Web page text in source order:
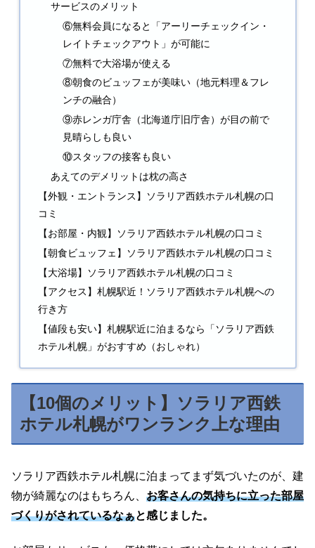
サービスのメリット
⑥無料会員になると「アーリーチェックイン・
レイトチェックアウト」が可能に
⑦無料で大浴場が使える
⑧朝食のビュッフェが美味い（地元料理＆フレ
ンチの融合）
⑨赤レンガ庁舎（北海道庁旧庁舎）が目の前で
見晴らしも良い
⑩スタッフの接客も良い
あえてのデメリットは枕の高さ
【外観・エントランス】ソラリア西鉄ホテル札幌の口
コミ
【お部屋・内観】ソラリア西鉄ホテル札幌の口コミ
【朝食ビュッフェ】ソラリア西鉄ホテル札幌の口コミ
【大浴場】ソラリア西鉄ホテル札幌の口コミ
【アクセス】札幌駅近！ソラリア西鉄ホテル札幌への
行き方
【値段も安い】札幌駅近に泊まるなら「ソラリア西鉄
ホテル札幌」がおすすめ（おしゃれ）
【10個のメリット】ソラリア西鉄
ホテル札幌がワンランク上な理由
ソラリア西鉄ホテル札幌に泊まってまず気づいたのが、建
物が綺麗なのはもちろん、 お客さんの気持ちに立った部屋
づくりがされているなぁと感じました。